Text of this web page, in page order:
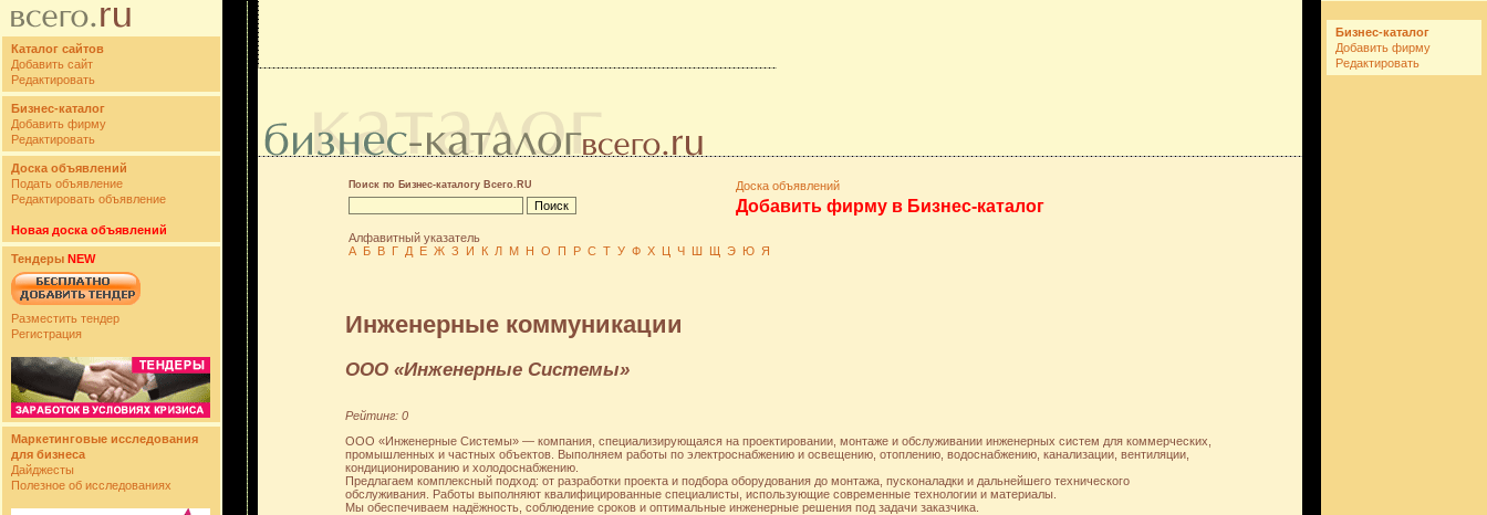
Каталог сайтов
Добавить сайт
Редактировать
Бизнес-каталог
Добавить фирму
Редактировать
Доска объявлений
Подать объявление
Редактировать объявление
Новая доска объявлений
Тендеры NEW
Разместить тендер
Регистрация
Маркетинговые исследования
для бизнеса
Дайджесты
Полезное об исследованиях
Бизнес-каталог
Добавить фирму
Редактировать
Поиск по Бизнес-каталогу Всего.RU Доска объявлений
Добавить фирму в Бизнес-каталог
Алфавитный указатель
А Б В Г Д Е Ж З И К Л М Н О П Р С Т У Ф Х Ц Ч Ш Щ Э Ю Я
Инженерные коммуникации
ООО «Инженерные Системы»
Рейтинг: 0
ООО «Инженерные Системы» — компания, специализирующаяся на проектировании, монтаже и обслуживании инженерных систем для коммерческих,
промышленных и частных объектов. Выполняем работы по электроснабжению и освещению, отоплению, водоснабжению, канализации, вентиляции,
кондиционированию и холодоснабжению.
Предлагаем комплексный подход: от разработки проекта и подбора оборудования до монтажа, пусконаладки и дальнейшего технического
обслуживания. Работы выполняют квалифицированные специалисты, использующие современные технологии и материалы.
Мы обеспечиваем надёжность, соблюдение сроков и оптимальные инженерные решения под задачи заказчика.